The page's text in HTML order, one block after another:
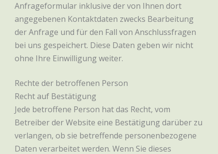
Anfrageformular inklusive der von Ihnen dort
angegebenen Kontaktdaten zwecks Bearbeitung
der Anfrage und für den Fall von Anschlussfragen
bei uns gespeichert. Diese Daten geben wir nicht
ohne Ihre Einwilligung weiter.
Rechte der betroffenen Person
Recht auf Bestätigung
Jede betroffene Person hat das Recht, vom
Betreiber der Website eine Bestätigung darüber zu
verlangen, ob sie betreffende personenbezogene
Daten verarbeitet werden. Wenn Sie dieses